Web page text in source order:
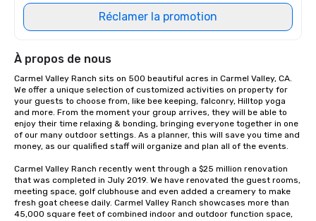
Réclamer la promotion
À propos de nous
Carmel Valley Ranch sits on 500 beautiful acres in Carmel Valley, CA.
We offer a unique selection of customized activities on property for
your guests to choose from, like bee keeping, falconry, Hilltop yoga
and more. From the moment your group arrives, they will be able to
enjoy their time relaxing & bonding, bringing everyone together in one
of our many outdoor settings. As a planner, this will save you time and
money, as our qualified staff will organize and plan all of the events.
Carmel Valley Ranch recently went through a $25 million renovation
that was completed in July 2019. We have renovated the guest rooms,
meeting space, golf clubhouse and even added a creamery to make
fresh goat cheese daily. Carmel Valley Ranch showcases more than
45,000 square feet of combined indoor and outdoor function space,